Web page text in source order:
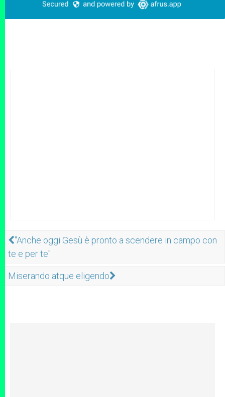
"Anche oggi Gesù è pronto a scendere in campo con
te e per te"
Miserando atque eligendo